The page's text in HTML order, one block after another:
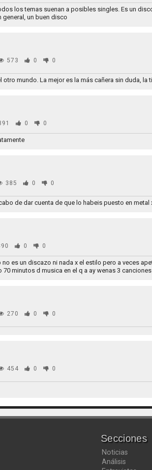
los temas suenan a posibles singles. Es un
general, un buen disco
573 0 0
mundo. La mejor es la más cañera sin duda, la
0 0
385 0 0
de dar cuenta de que lo habeis puesto en metal
0 0
es un discazo ni nada x el estilo pero a veces
minutos d musica en el q a ay wenas 3 canciones
270 0 0
454 0 0
Secciones
Noticias
Análisis